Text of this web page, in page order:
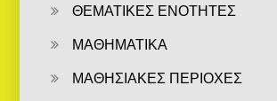
ΘΕΜΑΤΙΚΕΣ ΕΝΟΤΗΤΕΣ
ΜΑΘΗΜΑΤΙΚΑ
ΜΑΘΗΣΙΑΚΕΣ ΠΕΡΙΟΧΕΣ